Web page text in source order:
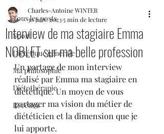
Tous les posts
Sport
Diététique générale
Ma philosophie
Diétothérapie
Recettes
Interview de ma stagiaire Emma
NOBLET sur ma belle profession
Charles-Antoine WINTER
30 janv. 20235 min de lecture
Un partage de mon interview
réalisé par Emma ma stagiaire en
diététique. Un moyen de vous
partager ma vision du métier de
diététicien et la dimension que je
lui apporte.